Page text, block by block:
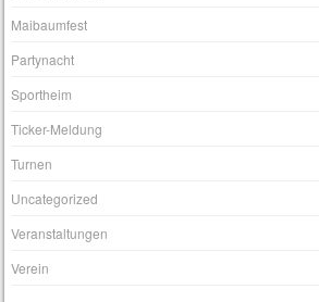
Maibaumfest
Partynacht
Sportheim
Ticker-Meldung
Turnen
Uncategorized
Veranstaltungen
Verein